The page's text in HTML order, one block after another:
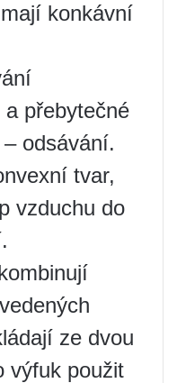
konkávní
přebytečné
odsávání.
tvar,
vzduchu do
ze dvou
výfuk použit